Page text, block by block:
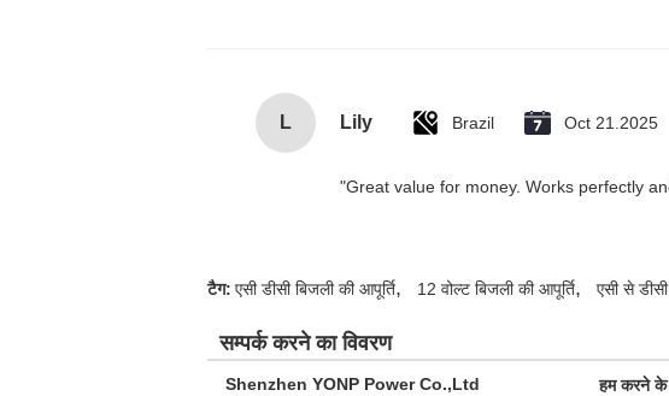
L Lily Brazil Oct 21.2025
"Great value for money. Works perfectly
टैग: एसी डीसी बिजली की आपूर्ति, 12 वोल्ट बिजली की आपूर्ति, एसी से
सम्पर्क करने का विवरण
Shenzhen YONP Power Co.,Ltd हम करने के